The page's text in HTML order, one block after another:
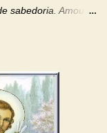
sabedoria. Amou a
do Espírito Santo.
os favores
Deus Nhá Chica)
Nhá Chica,